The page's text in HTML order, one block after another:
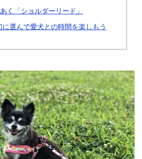
く「ショルダーリード」
に選んで愛犬との時間を楽しもう